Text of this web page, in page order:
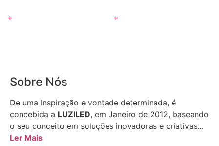
+ +
Sobre Nós
De uma Inspiração e vontade determinada, é
concebida a LUZILED, em Janeiro de 2012, baseando
o seu conceito em soluções inovadoras e criativas…
Ler Mais